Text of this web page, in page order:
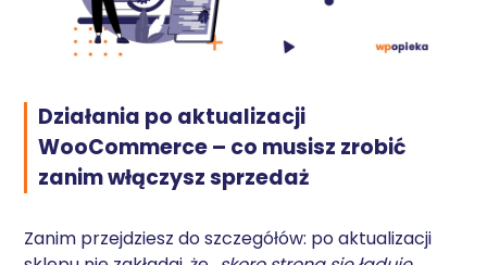
Działania po aktualizacji
WooCommerce – co musisz zrobić
zanim włączysz sprzedaż
Zanim przejdziesz do szczegółów: po aktualizacji